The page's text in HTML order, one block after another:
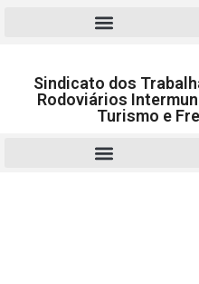
Sindicato dos
Rodoviários
Turismo e